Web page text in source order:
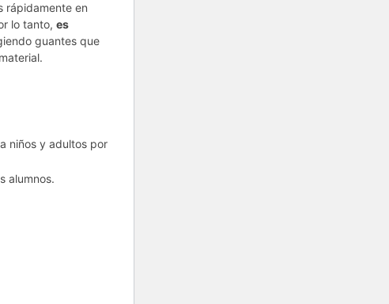
rápidamente en
lo tanto, es
guantes que
niños y adultos por
alumnos.